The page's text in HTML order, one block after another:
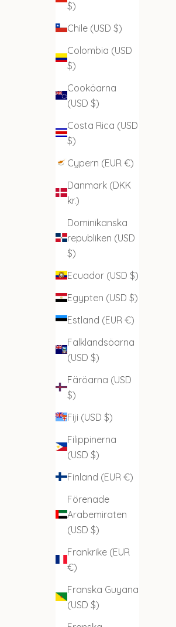
$)
Chile (USD $)
Colombia (USD
$)
Cooköarna
(USD $)
Costa Rica (USD
$)
Cypern (EUR €)
Danmark (DKK
kr.)
Dominikanska
republiken (USD
$)
Ecuador (USD $)
Egypten (USD $)
Estland (EUR €)
Falklandsöarna
(USD $)
Färöarna (USD
$)
Fiji (USD $)
Filippinerna
(USD $)
Finland (EUR €)
Förenade
Arabemiraten
(USD $)
Frankrike (EUR
€)
Franska Guyana
(USD $)